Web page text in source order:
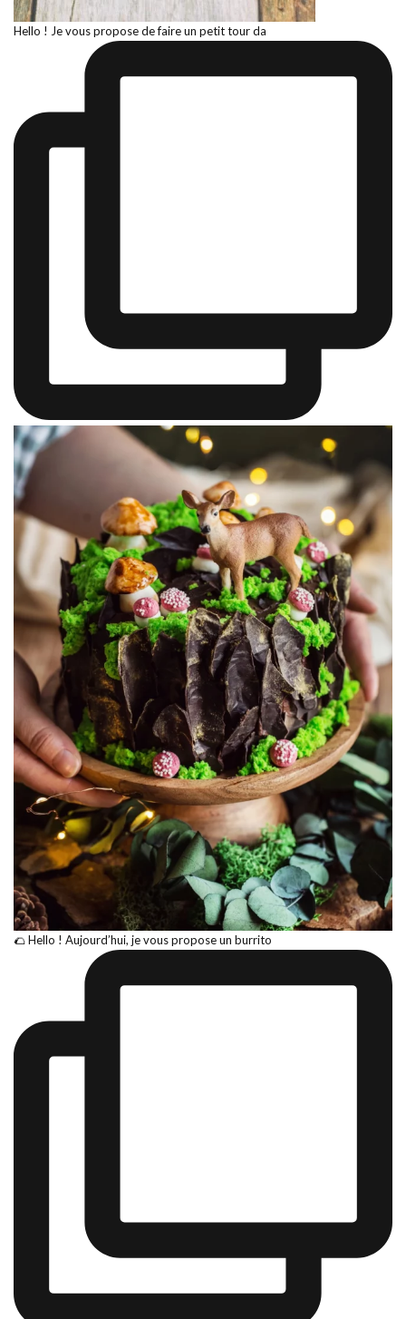
Hello ! Je vous propose de faire un petit tour da
🌮 Hello ! Aujourd’hui, je vous propose un burrito